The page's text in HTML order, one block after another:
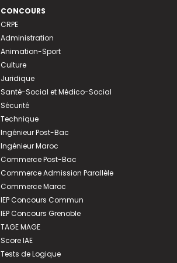
CONCOURS
CRPE
Administration
Animation-Sport
Culture
Juridique
Santé-Social et Médico-Social
Sécurité
Technique
Ingénieur Post-Bac
Ingénieur Maroc
Commerce Post-Bac
Commerce Admission Parallèle
Commerce Maroc
IEP Concours Commun
IEP Concours Grenoble
TAGE MAGE
Score IAE
Tests de Logique